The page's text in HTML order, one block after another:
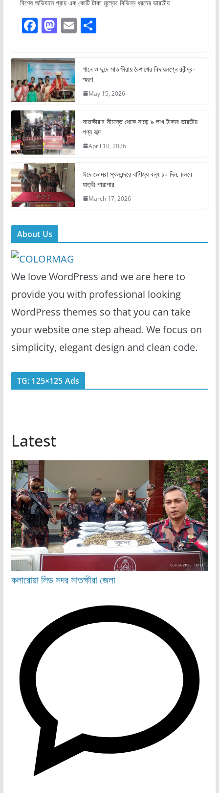
বিশেষ অভিযানে প্রায় এক কোটি টাকা মূল্যের বিভিন্ন ধরনের ভারতীয়
F
c
e
b
o
o
k
M
st
o
d
o
n
E S
e
গানে ও ছন্দে সাতক্ষীরায় বৈশাখের বিদায়লগ্নে রবীন্দ্র-
স্মরণ
May 15, 2026
সাতক্ষীরার সীমান্ত থেকে সাড়ে ৯ লাখ টাকার ভারতীয়
পণ্য জব্দ
April 10, 2026
ঈদে ভোমরা স্থলবন্দরে বাণিজ্য বন্ধ ১০ দিন, চলবে
যাত্রী পারাপার
March 17, 2026
About Us
We love WordPress and we are here to
provide you with professional looking
WordPress themes so that you can take
your website one step ahead. We focus on
simplicity, elegant design and clean code.
TG: 125×125 Ads
Latest
কলারোয়ালিডসদরসাতক্ষীরা জেলা